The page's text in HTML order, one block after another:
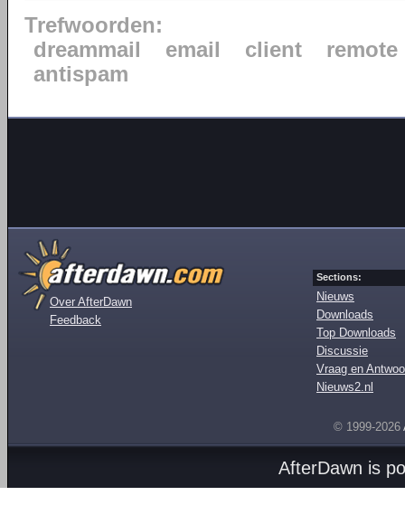
Trefwoorden:
dreammail
email client
remote
antispam
Over AfterDawn
Feedback
Sections:
Nieuws
Downloads
Top Downloads
Discussie
Vraag en
Nieuws2.nl
© 1999-2026
AfterDawn is